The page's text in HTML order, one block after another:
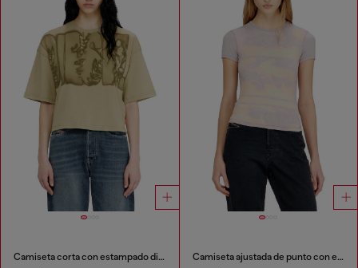
Camiseta corta con estampado digital Camiseta ajustada de punto con estampado gráfico